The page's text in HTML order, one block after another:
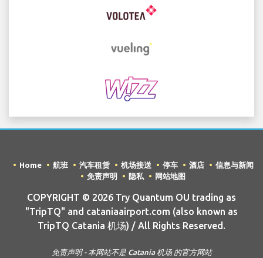
Home 航班 汽车租赁 机场接送 停车 酒店
信息与新闻
免责声明
隐私 网站地图
COPYRIGHT © 2026 Try Quantum OU trading as
"TripTQ" and cataniaairport.com (also known as
TripTQ Catania 机场) / All Rights Reserved.
免责声明 - 本网站不是 Catania 机场 的官方网站